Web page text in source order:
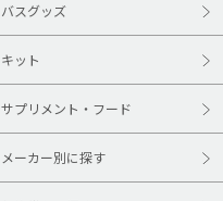
バスグッズ
キット
サプリメント・フード
メーカー別に探す